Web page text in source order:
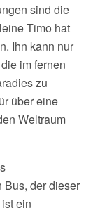
sind die
Timo hat
Ihn kann nur
im fernen
zu
über eine
Weltraum
Bus, der dieser
ein